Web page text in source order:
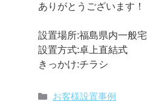
ありがとうございます！
設置場所:福島県内一般宅
設置方式:卓上直結式
きっかけ:チラシ
カ
お客様設置事例